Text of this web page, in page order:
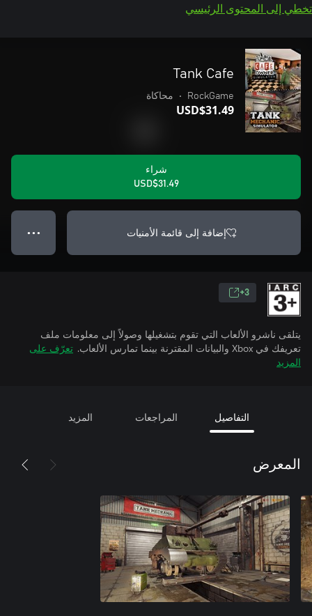
تخطي إلى المحتوى الرئيسي
Tank Cafe
RockGame
• محاكاة
USD$31.49
شراء
USD$31.49
إضافة إلى قائمة الأمنيات ● ● ●
3+
يتلقى ناشرو الألعاب التي تقوم بتشغيلها وصولاً إلى معلومات ملف
تعريفك في Xbox والبيانات المقترنة بينما تمارس الألعاب.
تعرّف على
المزيد
التفاصيل المراجعات المزيد
المعرض